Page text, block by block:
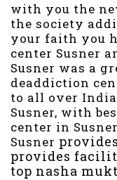
with you the
the society
your faith you
center Susner
Susner was a
deaddiction
to all over
Susner, with
center in
Susner
provides
top nasha